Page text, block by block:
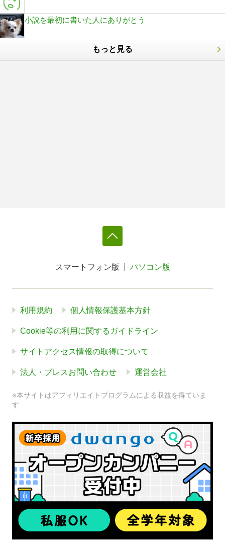
小説を最初に書いた人にありがとう
もっと見る
スマートフォン版 パソコン版
利用規約 個人情報保護基本方針
Cookie等の利用に関するガイドライン
サイトアクセス情報の取得について
法人・プレスお問い合わせ 運営会社
※本サイトはアフィリエイトプログラムによる収益を得ていま
す